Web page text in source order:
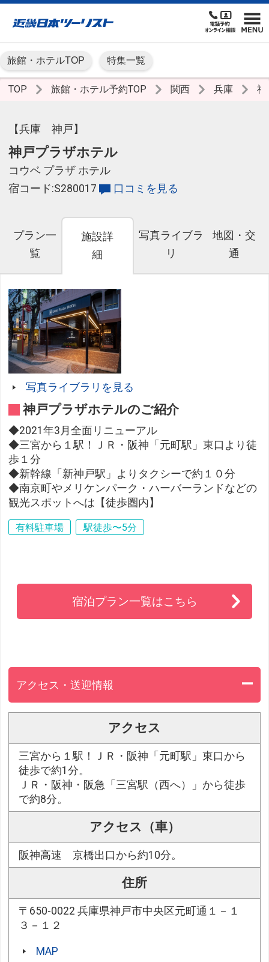
旅館・ホテルTOP 特集一覧
TOP 旅館・ホテル予約TOP 関西 兵庫
【兵庫 神戸】
神戸プラザホテル
コウベ プラザ ホテル
宿コード:S280017
口コミを見る
プラン一
覧
施設詳
細
写真ライブラ
リ
地図・交
通
写真ライブラリを見る
神戸プラザホテルのご紹介
◆2021年3月全面リニューアル
◆三宮から１駅！ＪＲ・阪神「元町駅」東口より徒
歩１分
◆新幹線「新神戸駅」よりタクシーで約１０分
◆南京町やメリケンパーク・ハーバーランドなどの
観光スポットへは【徒歩圏内】
有料駐車場 駅徒歩〜5分
宿泊プラン一覧はこちら
アクセス・送迎情報
アクセス
三宮から１駅！ＪＲ・阪神「元町駅」東口から
徒歩で約1分。
ＪＲ・阪神・阪急「三宮駅（西へ）」から徒歩
で約8分。
アクセス（車）
阪神高速 京橋出口から約10分。
住所
〒650-0022 兵庫県神戸市中央区元町通１－１
３－１２
MAP